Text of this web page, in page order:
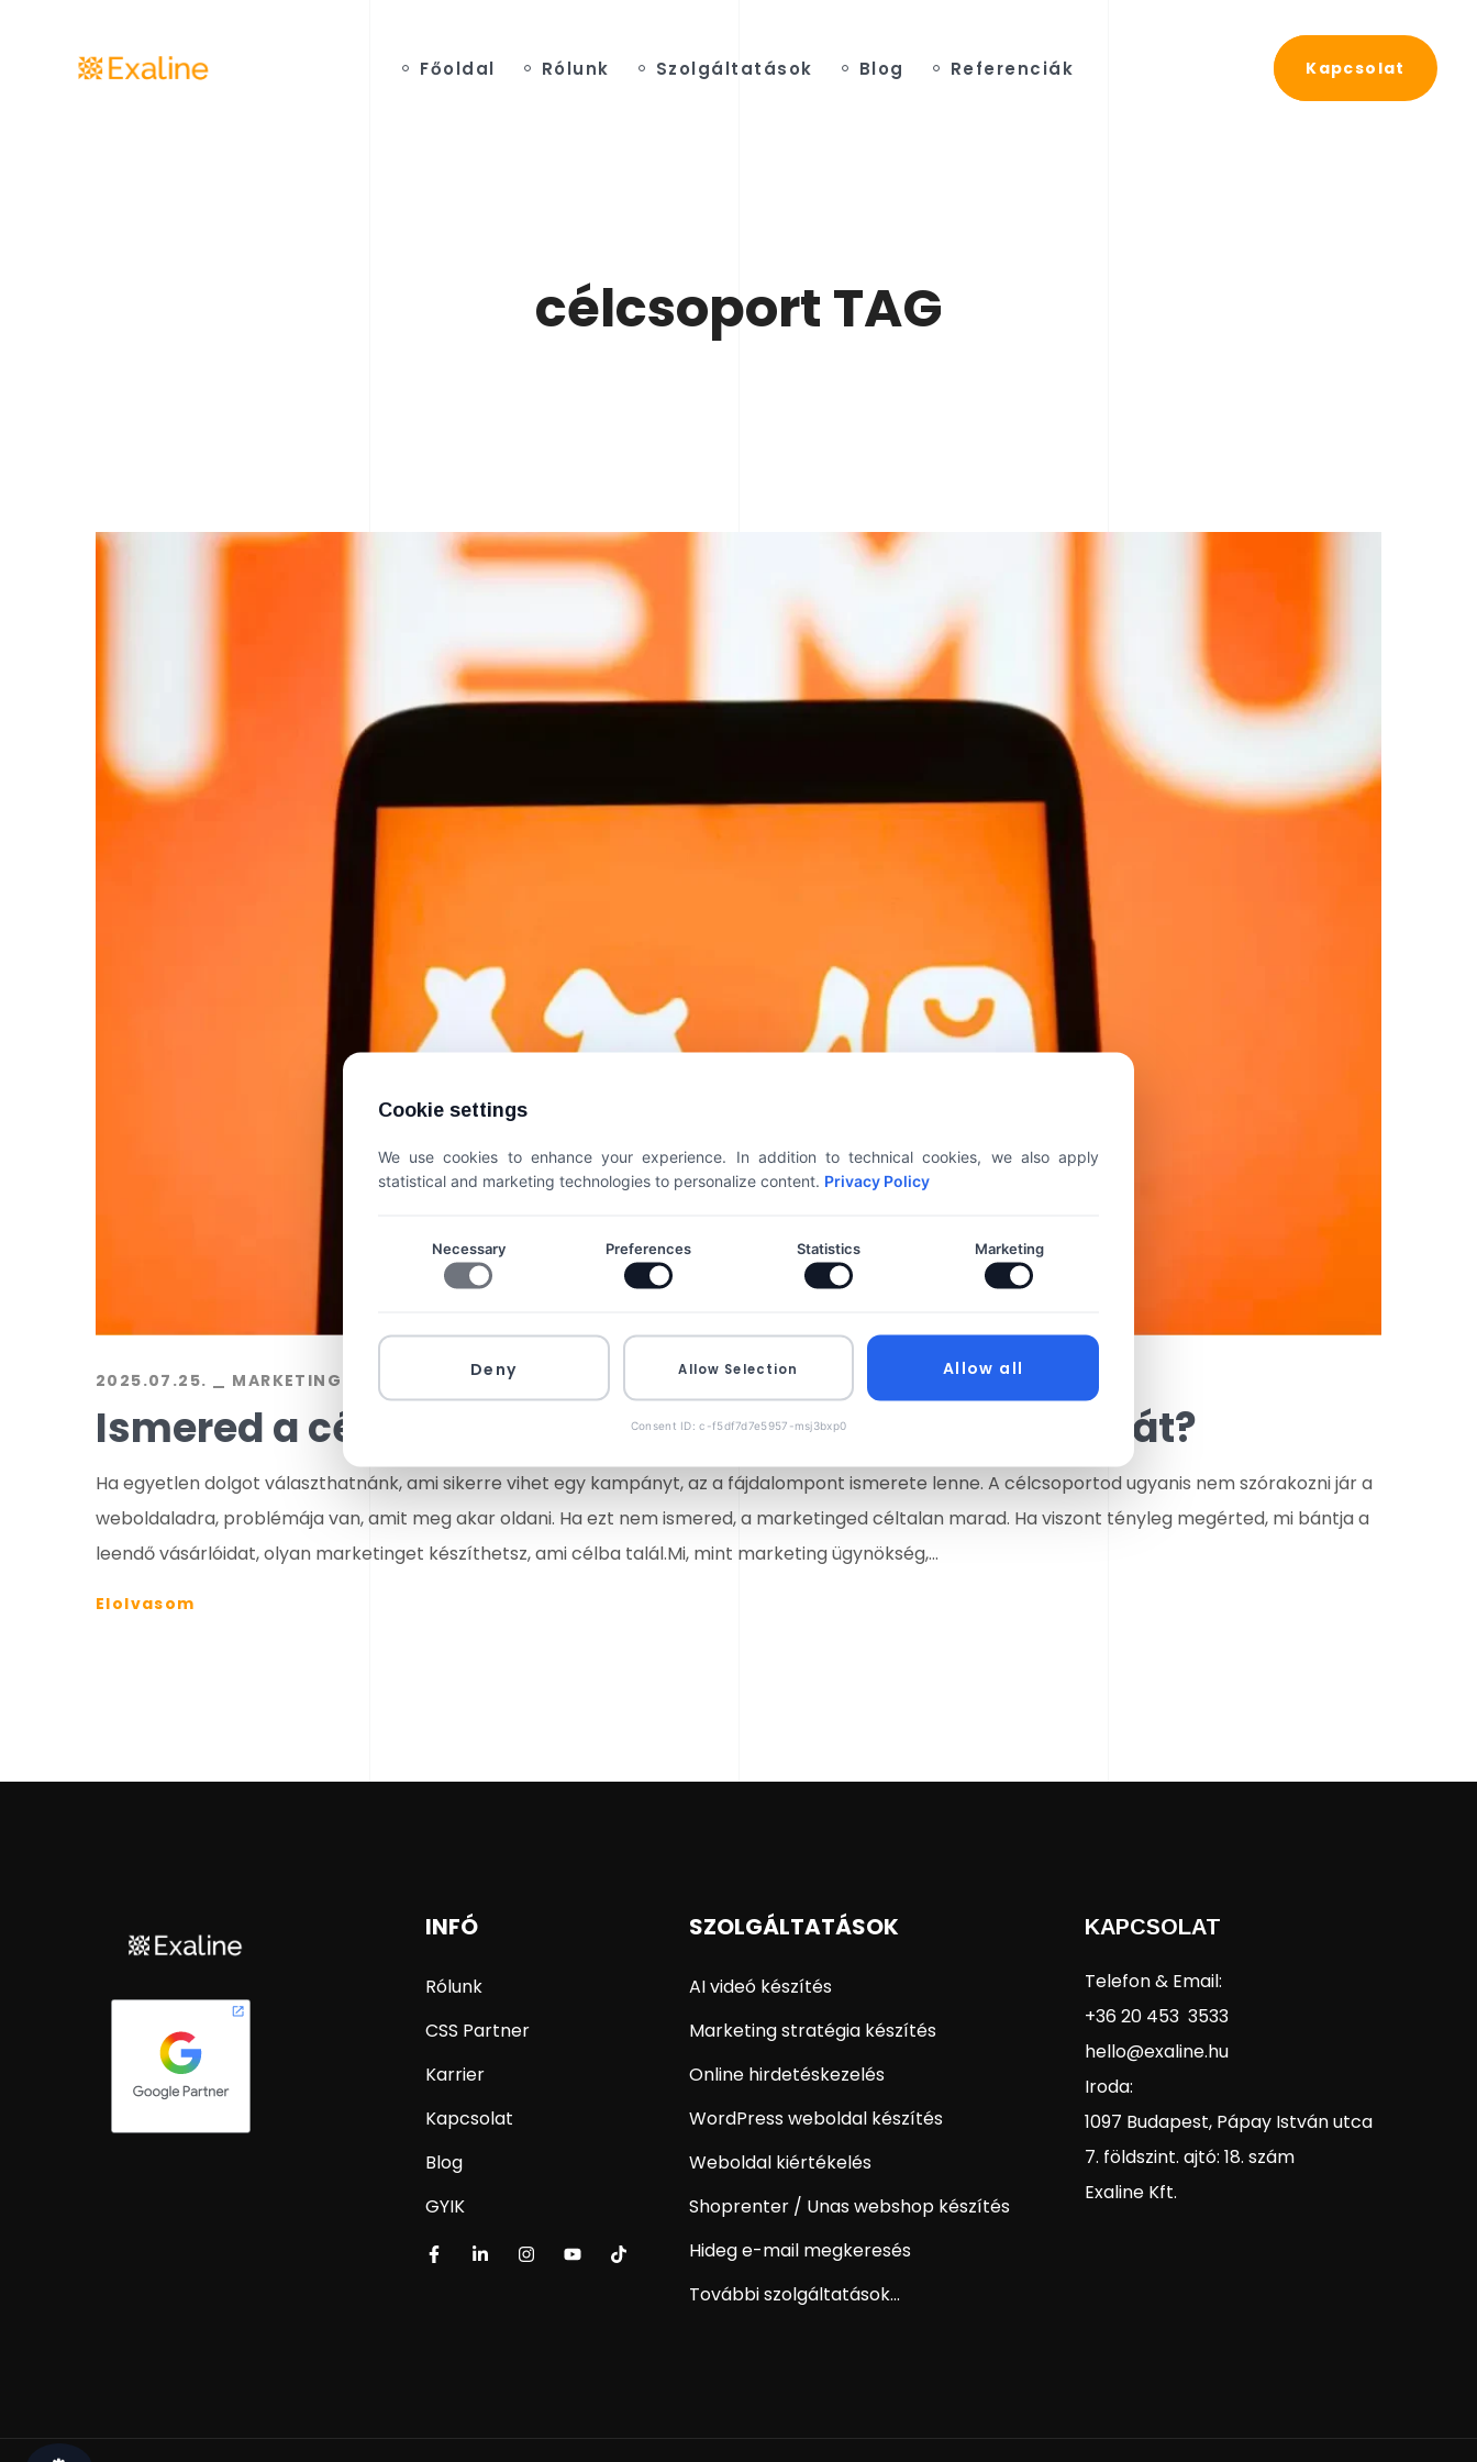
Főoldal Rólunk Szolgáltatások Blog Referenciák Kapcsolat
célcsoport TAG
2025.07.25. MARKETING
Ismered a célcsoportod legnagyobb fájdalompontját?
Ha egyetlen dolgot választhatnánk, ami sikerre vihet egy kampányt, az a fájdalompont ismerete lenne. A célcsoportod ugyanis nem szórakozni jár a
weboldaladra, problémája van, amit meg akar oldani. Ha ezt nem ismered, a marketinged céltalan marad. Ha viszont tényleg megérted, mi bántja a
leendő vásárlóidat, olyan marketinget készíthetsz, ami célba talál.Mi, mint marketing ügynökség,...
Elolvasom
INFÓ
Rólunk
CSS Partner
Karrier
Kapcsolat
Blog
GYIK
SZOLGÁLTATÁSOK
AI videó készítés
Marketing stratégia készítés
Online hirdetéskezelés
WordPress weboldal készítés
Weboldal kiértékelés
Shoprenter / Unas webshop készítés
Hideg e-mail megkeresés
További szolgáltatások...
KAPCSOLAT
Telefon & Email:
+36 20 453 3533
hello@exaline.hu
Iroda:
1097 Budapest, Pápay István utca
7. földszint. ajtó: 18. szám
Exaline Kft.
Cookie settings
We use cookies to enhance your experience. In addition to technical cookies, we also apply
statistical and marketing technologies to personalize content. Privacy Policy
Necessary Preferences Statistics Marketing
Deny Allow Selection Allow all
Consent ID: c-f5df7d7e5957-msj3bxp0